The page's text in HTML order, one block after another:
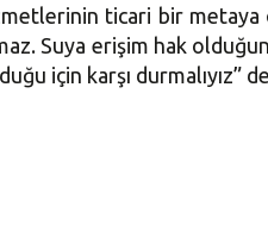
ticari bir
Suya erişim hak
için karşı durmalıyız”